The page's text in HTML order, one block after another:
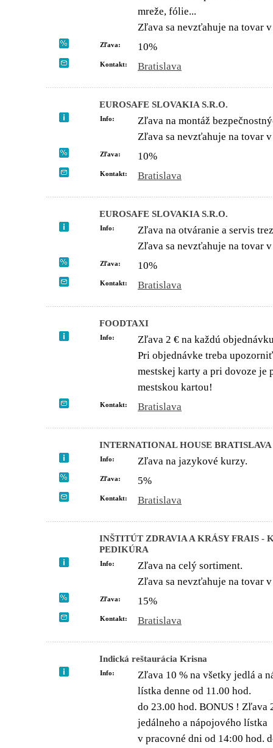
mreže, fólie...
Zľava sa nevzťahuje na tovar
Zľava: 10%
Kontakt: Bratislava
EUROSAFE SLOVAKIA S.R.O.
Info:
Zľava na montáž
Zľava sa nevzťahuje na tovar
Zľava: 10%
Kontakt: Bratislava
EUROSAFE SLOVAKIA S.R.O.
Info:
Zľava na otváranie a servis
Zľava sa nevzťahuje na tovar
Zľava: 10%
Kontakt: Bratislava
FOODTAXI
Info:
Zľava 2 € na každú
Pri objednávke treba
mestskej karty a pri dovoze je
mestskou kartou!
Kontakt: Bratislava
INTERNATIONAL HOUSE
Info: Zľava na jazykové kurzy.
Zľava: 5%
Kontakt: Bratislava
INŠTITÚT ZDRAVIA A KRÁSY FRAIS
PEDIKÚRA
Info:
Zľava na celý sortiment.
Zľava sa nevzťahuje na tovar
Zľava: 15%
Kontakt: Bratislava
Indická reštaurácia Krisna
Info:
Zľava 10 % na všetky jedlá a
lístka denne od 11.00 hod.
do 23.00 hod. BONUS ! Zľava
jedálneho a nápojového lístka
v pracovné dni od 14:00 hod.